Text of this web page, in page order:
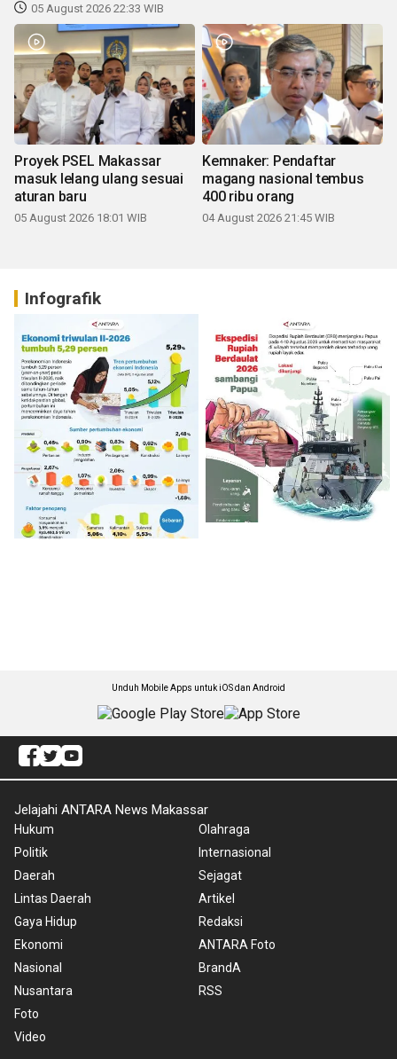
05 August 2026 22:33 WIB
Proyek PSEL Makassar
masuk lelang ulang sesuai
aturan baru
05 August 2026 18:01 WIB
Kemnaker: Pendaftar
magang nasional tembus
400 ribu orang
04 August 2026 21:45 WIB
Infografik
Unduh Mobile Apps untuk iOS dan Android
Jelajahi ANTARA News Makassar
Hukum
Politik
Daerah
Lintas Daerah
Gaya Hidup
Ekonomi
Nasional
Nusantara
Foto
Video
Olahraga
Internasional
Sejagat
Artikel
Redaksi
ANTARA Foto
BrandA
RSS